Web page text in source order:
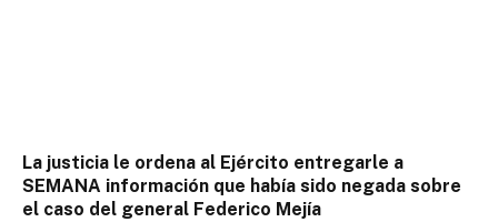
La justicia le ordena al Ejército entregarle a
SEMANA información que había sido negada sobre
el caso del general Federico Mejía